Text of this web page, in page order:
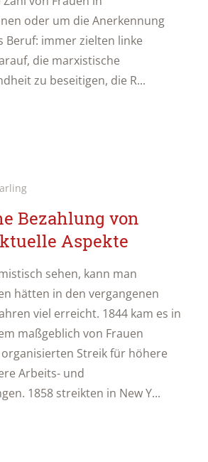
oder um die Anerkennung
Beruf: immer zielten linke
die marxistische
zu beseitigen, die R...
Bezahlung von
Aspekte
sehen, kann man
hätten in den vergangenen
viel erreicht. 1844 kam es in
maßgeblich von Frauen
Streik für höhere
Arbeits- und
1858 streikten in New Y...